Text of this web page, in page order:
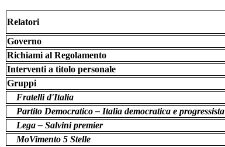
Relatori
Governo
Richiami al Regolamento
Interventi a titolo personale
Gruppi
Fratelli d'Italia
Partito Democratico – Italia democratica e progressista
Lega – Salvini premier
MoVimento 5 Stelle